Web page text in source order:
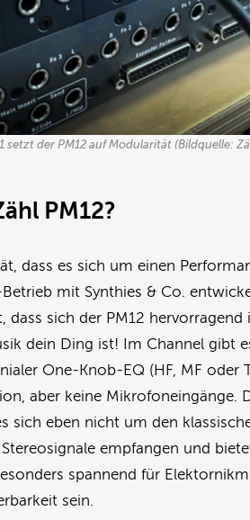
setzt der PM12 auf Modularität (Bildquelle:
PM12?
dass es sich um einen
mit Synthies & Co.
dass sich der PM12
dein Ding ist! Im Channel gibt
One-Knob-EQ (HF, MF oder
aber keine Mikrofoneingänge.
sich eben nicht um den
empfangen und
spannend für
sein.